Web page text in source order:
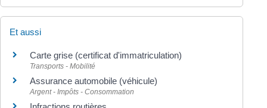
Et aussi
Carte grise (certificat d'immatriculation)
Transports - Mobilité
Assurance automobile (véhicule)
Argent - Impôts - Consommation